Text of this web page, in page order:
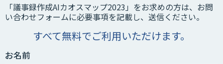
「議事録作成AIカオスマップ2023」をお求めの方は、お問
い合わせフォームに必要事項を記載し、送信ください。
すべて無料でご利用いただけます。
お名前